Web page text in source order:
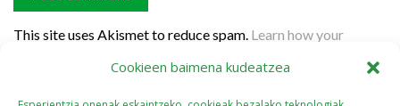
Cookieen baimena kudeatzea
This site uses Akismet to reduce spam. Learn how your